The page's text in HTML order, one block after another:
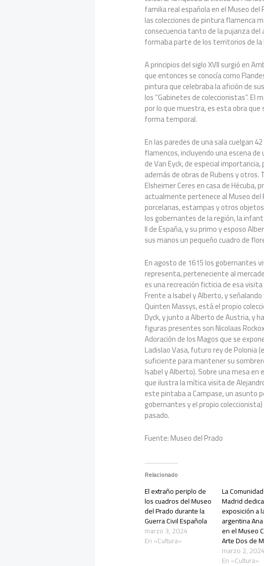
familia real española en el Museo
las colecciones de pintura flamenca
consecuencia tanto de la pujanza
formaba parte de los territorios de la
A principios del siglo XVII surgió en
que entonces se conocía como
pintura que celebraba la afición de
los “Gabinetes de coleccionistas”. El
por lo que muestra, es esta obra que
forma temporal.
En las paredes de una sala cuelgan
flamencos, incluyendo una escena
de Van Eyck, de especial
además de obras de Rubens y otros.
Elsheimer Ceres en casa de Hécuba,
actualmente pertenece al Museo
porcelanas, estampas y otros
los gobernantes de la región, la
II de España, y su primo y esposo
sus manos un pequeño cuadro de
En agosto de 1615 los gobernantes
representa, perteneciente al
es una recreación ficticia de esa
Frente a Isabel y Alberto, y
Quinten Massys, está el propio
Dyck, y junto a Alberto de Austria, y
figuras presentes son Nicolaas
Adoración de los Magos que se
Ladislao Vasa, futuro rey de Polonia
suficiente para mantener su
Isabel y Alberto). Sobre una mesa en
que ilustra la mítica visita de
este pintaba a Campase, un asunto
gobernantes y el propio
pasado.
Fuente: Museo del Prado
Relacionado
El extraño periplo de
los cuadros del Museo
del Prado durante la
Guerra Civil Española
marzo 3, 2024
En «Cultura»
La
Madrid
exposición a
argentina
en el Museo
Arte Dos de
marzo 2, 2024
En «Cultura»